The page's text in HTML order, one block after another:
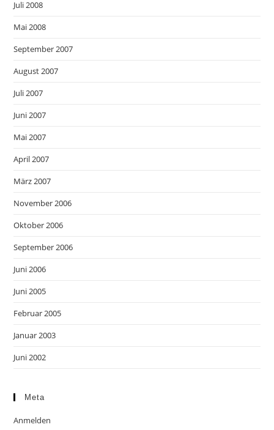
Juli 2008
Mai 2008
September 2007
August 2007
Juli 2007
Juni 2007
Mai 2007
April 2007
März 2007
November 2006
Oktober 2006
September 2006
Juni 2006
Juni 2005
Februar 2005
Januar 2003
Juni 2002
Meta
Anmelden